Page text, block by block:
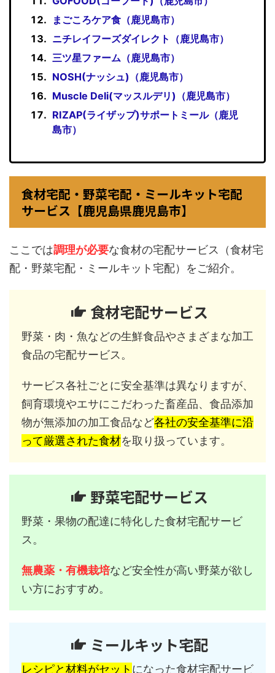
まごころケア食（鹿児島市）
ニチレイフーズダイレクト（鹿児島市）
三ツ星ファーム（鹿児島市）
NOSH(ナッシュ)（鹿児島市）
Muscle Deli(マッスルデリ)（鹿児島市）
RIZAP(ライザップ)サポートミール（鹿児
島市）
食材宅配・野菜宅配・ミールキット宅配
サービス【鹿児島県鹿児島市】
ここでは調理が必要な食材の宅配サービス（食材宅
配・野菜宅配・ミールキット宅配）をご紹介。
食材宅配サービス
野菜・肉・魚などの生鮮食品やさまざまな加工
食品の宅配サービス。
サービス各社ごとに安全基準は異なりますが、
飼育環境やエサにこだわった畜産品、食品添加
物が無添加の加工食品など各社の安全基準に沿
って厳選された食材を取り扱っています。
野菜宅配サービス
野菜・果物の配達に特化した食材宅配サービ
ス。
無農薬・有機栽培など安全性が高い野菜が欲し
い方におすすめ。
ミールキット宅配
レシピと材料がセット になった食材宅配サービ